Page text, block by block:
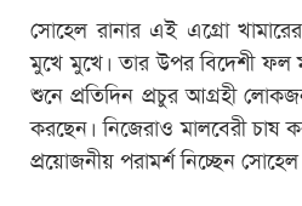
সোহেল রানার এই এগ্রো
মুখে মুখে। তার উপর বিদেশী ফল
শুনে প্রতিদিন প্রচুর আগ্রহী
করছেন। নিজেরাও মালবেরী চাষ
প্রয়োজনীয় পরামর্শ নিচ্ছেন